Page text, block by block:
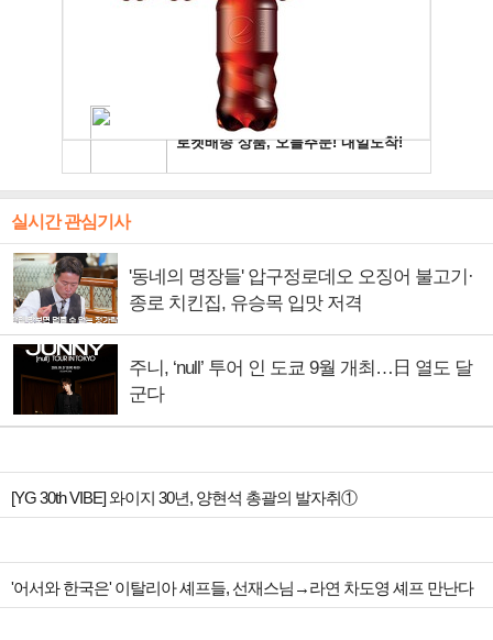
실시간 관심기사
'동네의 명장들' 압구정로데오 오징어 불고기·
종로 치킨집, 유승목 입맛 저격
주니, ‘null’ 투어 인 도쿄 9월 개최…日 열도 달
군다
[YG 30th VIBE] 와이지 30년, 양현석 총괄의 발자취①
'어서와 한국은' 이탈리아 셰프들, 선재스님→라연 차도영 셰프 만난다